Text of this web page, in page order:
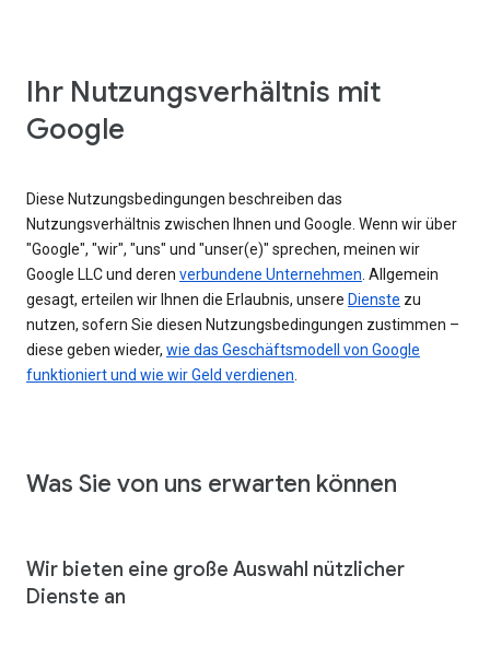
Ihr Nutzungsverhältnis mit
Google
Diese Nutzungsbedingungen beschreiben das
Nutzungsverhältnis zwischen Ihnen und Google. Wenn wir über
"Google", "wir", "uns" und "unser(e)" sprechen, meinen wir
Google LLC und deren verbundene Unternehmen . Allgemein
gesagt, erteilen wir Ihnen die Erlaubnis, unsere Dienste zu
nutzen, sofern Sie diesen Nutzungsbedingungen zustimmen –
diese geben wieder, wie das Geschäftsmodell von Google
funktioniert und wie wir Geld verdienen
Was Sie von uns erwarten können
Wir bieten eine große Auswahl nützlicher
Dienste an